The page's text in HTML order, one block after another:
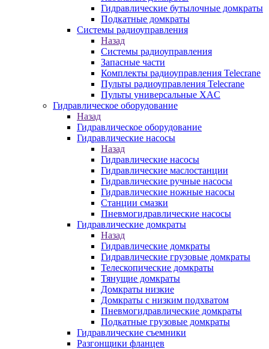
Гидравлические бутылочные домкраты
Подкатные домкраты
Системы радиоуправления
Назад
Системы радиоуправления
Запасные части
Комплекты радиоуправления Telecrane
Пульты радиоуправления Telecrane
Пульты универсальные XAC
Гидравлическое оборудование
Назад
Гидравлическое оборудование
Гидравлические насосы
Назад
Гидравлические насосы
Гидравлические маслостанции
Гидравлические ручные насосы
Гидравлические ножные насосы
Станции смазки
Пневмогидравлические насосы
Гидравлические домкраты
Назад
Гидравлические домкраты
Гидравлические грузовые домкраты
Телескопические домкраты
Тянущие домкраты
Домкраты низкие
Домкраты с низким подхватом
Пневмогидравлические домкраты
Подкатные грузовые домкраты
Гидравлические съемники
Разгонщики фланцев